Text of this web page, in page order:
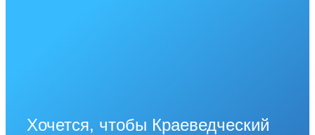
Хочется, чтобы Краеведческий